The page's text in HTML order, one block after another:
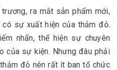
ra mắt sản phẩm mới,
có sự xuất hiện của thảm đỏ.
nhấn, thể hiện sự chuyên
của sự kiện. Nhưng đâu phải
đỏ nên rất ít ban tổ chức